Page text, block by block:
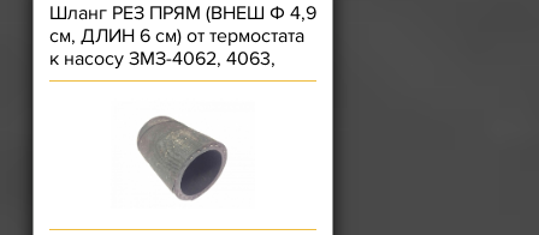
Шланг РЕЗ ПРЯМ (ВНЕШ Ф 4,9
см, ДЛИН 6 см) от термостата
к насосу ЗМЗ-4062, 4063,
40522, 409, ЗМЗ-514